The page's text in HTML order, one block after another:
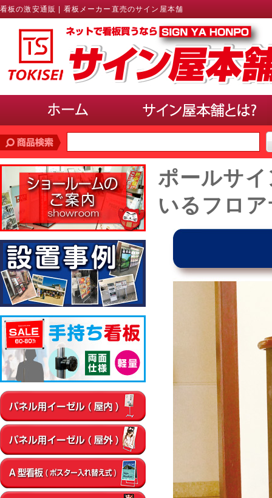
看板の激安通販 | 看板メーカー直売のサイン屋本舗
価格帯で探す
10,000円未満
10,000円〜20,000円
20,000円〜30,000円
30,000円〜40,000円
40,000円〜50,000円
サインのサイズで選ぶ(ポスター、パネル)
A3以下
B3・A2・B2 A1・B1 A0・B0以上
使用場所で選ぶ
▼屋内
通路
店内・フロア 卓上・カウンター 壁面
エントラ
▼屋外
店舗前
イベント会場 エントランス
ポールサ
いるフロ